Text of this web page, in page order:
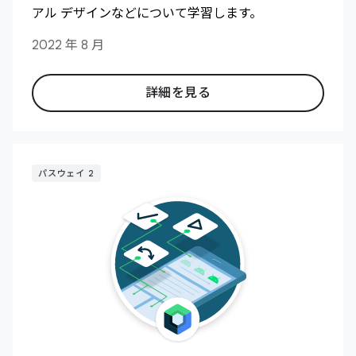
アル デザインなどについて学習します。
2022 年 8 月
詳細を見る
パスウェイ 2